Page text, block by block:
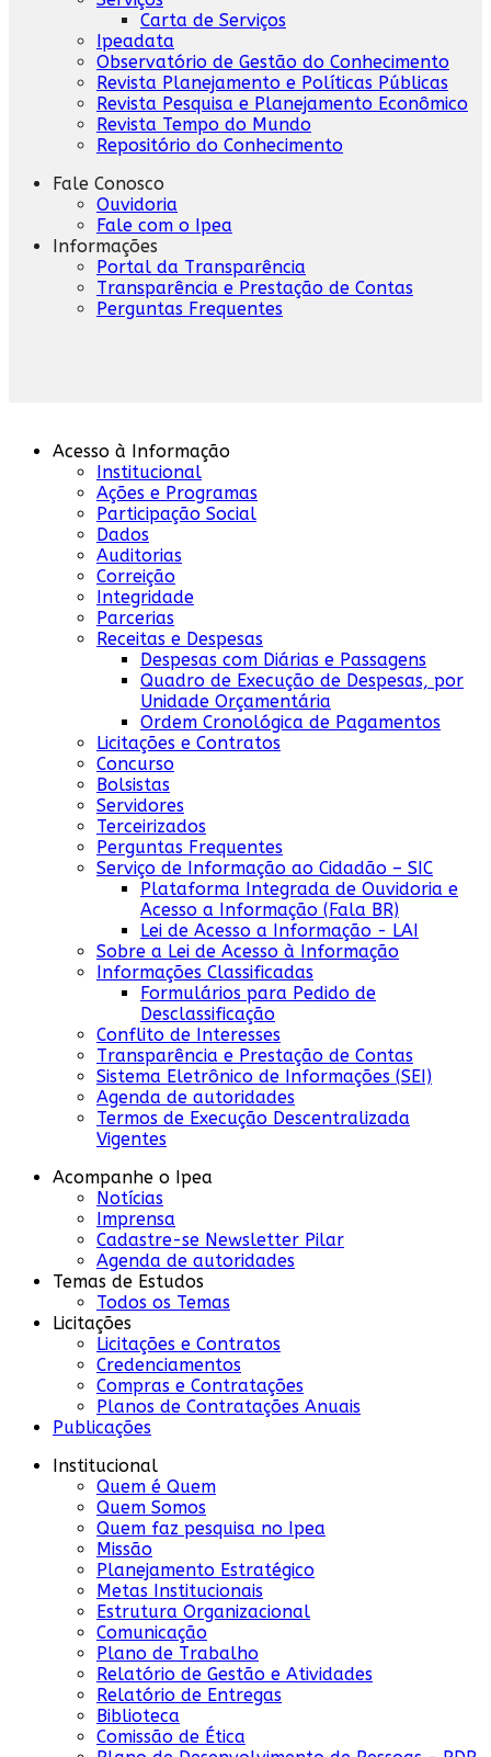
Carta de Serviços
Ipeadata
Observatório de Gestão do Conhecimento
Revista Planejamento e Políticas Públicas
Revista Pesquisa e Planejamento Econômico
Revista Tempo do Mundo
Repositório do Conhecimento
Fale Conosco
Ouvidoria
Fale com o Ipea
Informações
Portal da Transparência
Transparência e Prestação de Contas
Perguntas Frequentes
Acesso à Informação
Institucional
Ações e Programas
Participação Social
Dados
Auditorias
Correição
Integridade
Parcerias
Receitas e Despesas
Despesas com Diárias e Passagens
Quadro de Execução de Despesas, por
Unidade Orçamentária
Ordem Cronológica de Pagamentos
Licitações e Contratos
Concurso
Bolsistas
Servidores
Terceirizados
Perguntas Frequentes
Serviço de Informação ao Cidadão – SIC
Plataforma Integrada de Ouvidoria e
Acesso a Informação (Fala BR)
Lei de Acesso a Informação - LAI
Sobre a Lei de Acesso à Informação
Informações Classificadas
Formulários para Pedido de
Desclassificação
Conflito de Interesses
Transparência e Prestação de Contas
Sistema Eletrônico de Informações (SEI)
Agenda de autoridades
Termos de Execução Descentralizada
Vigentes
Acompanhe o Ipea
Notícias
Imprensa
Cadastre-se Newsletter Pilar
Agenda de autoridades
Temas de Estudos
Todos os Temas
Licitações
Licitações e Contratos
Credenciamentos
Compras e Contratações
Planos de Contratações Anuais
Publicações
Institucional
Quem é Quem
Quem Somos
Quem faz pesquisa no Ipea
Missão
Planejamento Estratégico
Metas Institucionais
Estrutura Organizacional
Comunicação
Plano de Trabalho
Relatório de Gestão e Atividades
Relatório de Entregas
Biblioteca
Comissão de Ética